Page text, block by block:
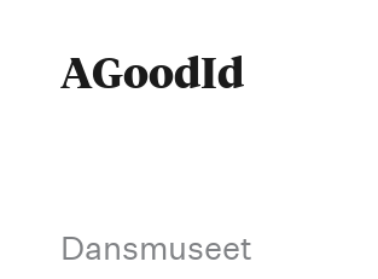
innehållAGoodId
Dansmuseet